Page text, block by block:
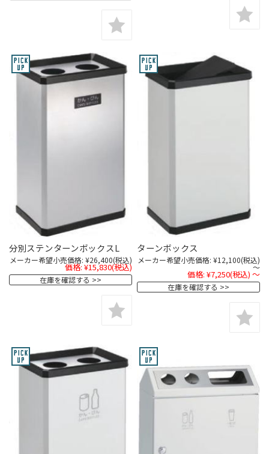
分別ステンターンボックスL
メーカー希望小売価格: ¥26,400(税込)
価格: ¥15,830(税込)
在庫を確認する
ターンボックス
メーカー希望小売価格: ¥12,100(税込)
～
価格: ¥7,250(税込) ～
在庫を確認する